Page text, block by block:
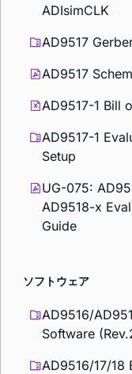
ADIsimCLK
AD9517
AD9517
AD9517-1 Bill
AD9517-1
Setup
UG-075:
AD9518-x
Guide
ソフトウェア
AD9516/
Software
AD9516/17/18